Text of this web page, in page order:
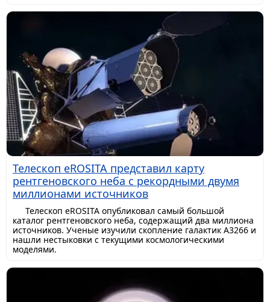
Телескоп eROSITA представил карту
рентгеновского неба с рекордными двумя
миллионами источников
Телескоп eROSITA опубликовал самый большой
каталог рентгеновского неба, содержащий два миллиона
источников. Ученые изучили скопление галактик A3266 и
нашли нестыковки с текущими космологическими
моделями.